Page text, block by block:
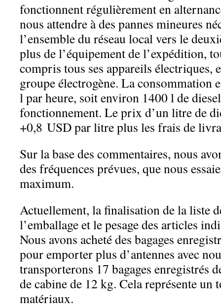
fonctionnent régulièrement en
nous attendre à des pannes mineures
l’ensemble du réseau local vers le
plus de l’équipement de l’expédition,
compris tous ses appareils électriques,
groupe électrogène. La consommation
l par heure, soit environ 1400 l de
fonctionnement. Le prix d’un litre de
+0,8 USD par litre plus les frais de
Sur la base des commentaires, nous
des fréquences prévues, que nous
maximum.
Actuellement, la finalisation de la liste
l’emballage et le pesage des articles
Nous avons acheté des bagages
pour emporter plus d’antennes avec
transporterons 17 bagages enregistrés
de cabine de 12 kg. Cela représente un
matériaux.